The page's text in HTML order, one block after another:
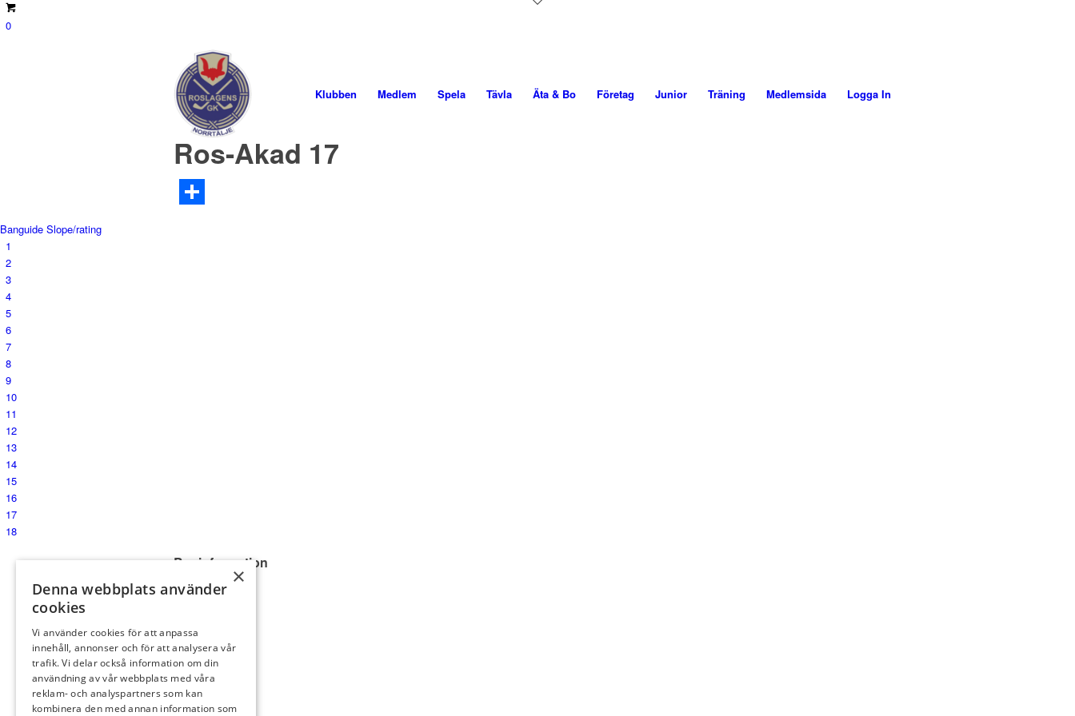
0
Klubben Medlem Spela Tävla Äta & Bo Företag Junior Träning Medlemsida Logga In
Ros-Akad 17
Banguide Slope/rating
1
2
3
4
5
6
7
8
9
10
11
12
13
14
15
16
17
18
Baninformation
Översikt
Index: 3
Orange: 354
Blå: 413
Röd: 413
Vit: 530
×
Denna webbplats använder
cookies
Vi använder cookies för att anpassa
innehåll, annonser och för att analysera vår
trafik. Vi delar också information om din
användning av vår webbplats med våra
reklam- och analyspartners som kan
kombinera den med annan information som